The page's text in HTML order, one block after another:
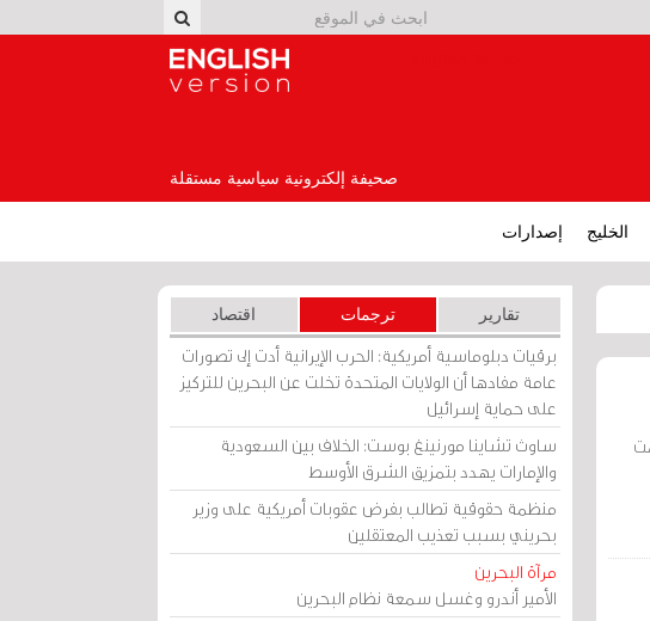
صحيفة إلكترونية سياسية مستقلة
الخليج إصدارات
تقارير ترجمات اقتصاد
برقيات دبلوماسية أمريكية: الحرب الإيرانية أدت إلى تصورات
عامة مفادها أن الولايات المتحدة تخلت عن البحرين للتركيز
على حماية إسرائيل
ساوث تشاينا مورنينغ بوست: الخلاف بين السعودية
والإمارات يهدد بتمزيق الشرق الأوسط
منظمة حقوقية تطالب بفرض عقوبات أمريكية على وزير
بحريني بسبب تعذيب المعتقلين
مرآة البحرين
الأمير أندرو وغسل سمعة نظام البحرين